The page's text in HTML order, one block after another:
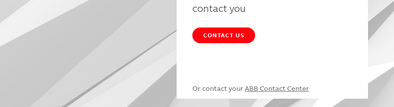
contact you
CONTACT US
Or contact your ABB Contact Center